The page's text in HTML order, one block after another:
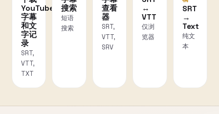
YouTube
字幕
和文
字记
录
SRT,
VTT,
TXT
搜索
短语
搜索
查看
器
SRT,
VTT,
SRV
↔
VTT
仅浏
览器
SRT
→
Text
纯文
本